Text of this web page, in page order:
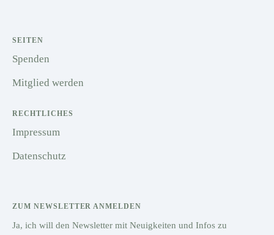
SEITEN
Spenden
Mitglied werden
RECHTLICHES
Impressum
Datenschutz
ZUM NEWSLETTER ANMELDEN
Ja, ich will den Newsletter mit Neuigkeiten und Infos zu